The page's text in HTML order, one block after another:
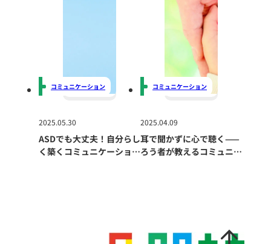
2025.05.30
ASDでも大丈夫！自分らし
く築くコミュニケーション
コミュニケーション
2025.04.09
耳で聞かずに心で聴く——
ろう者が教えるコミュニケ
コミュニケーション